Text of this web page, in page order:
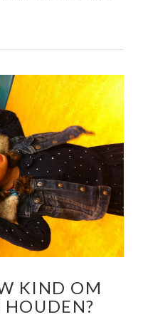
KIND OM